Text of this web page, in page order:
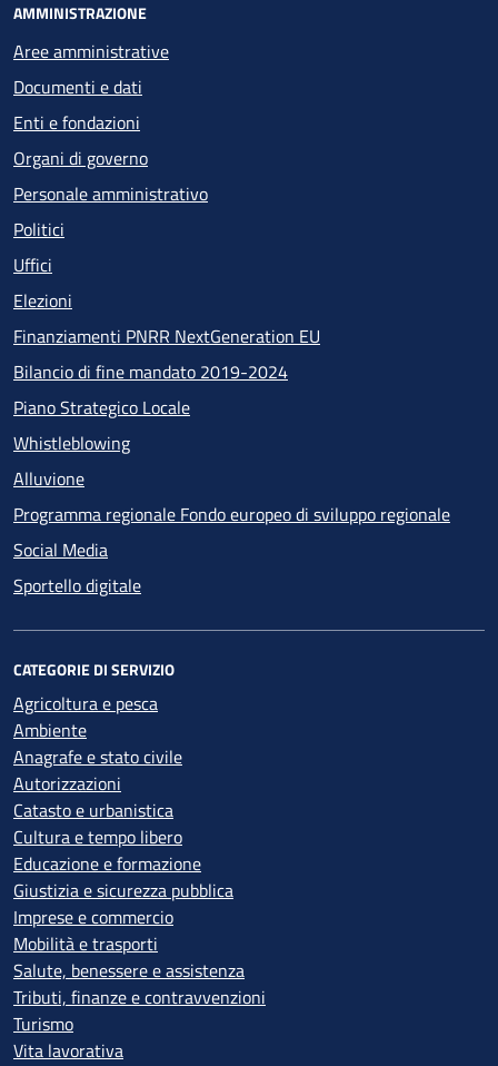
AMMINISTRAZIONE
Aree amministrative
Documenti e dati
Enti e fondazioni
Organi di governo
Personale amministrativo
Politici
Uffici
Elezioni
Finanziamenti PNRR NextGeneration EU
Bilancio di fine mandato 2019-2024
Piano Strategico Locale
Whistleblowing
Alluvione
Programma regionale Fondo europeo di sviluppo regionale
Social Media
Sportello digitale
CATEGORIE DI SERVIZIO
Agricoltura e pesca
Ambiente
Anagrafe e stato civile
Autorizzazioni
Catasto e urbanistica
Cultura e tempo libero
Educazione e formazione
Giustizia e sicurezza pubblica
Imprese e commercio
Mobilità e trasporti
Salute, benessere e assistenza
Tributi, finanze e contravvenzioni
Turismo
Vita lavorativa